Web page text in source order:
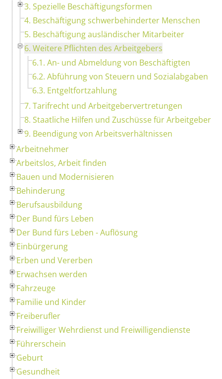
3. Spezielle Beschäftigungsformen
4. Beschäftigung schwerbehinderter Menschen
5. Beschäftigung ausländischer Mitarbeiter
6. Weitere Pflichten des Arbeitgebers
6.1. An- und Abmeldung von Beschäftigten
6.2. Abführung von Steuern und Sozialabgaben
6.3. Entgeltfortzahlung
7. Tarifrecht und Arbeitgebervertretungen
8. Staatliche Hilfen und Zuschüsse für Arbeitgeber
9. Beendigung von Arbeitsverhältnissen
Arbeitnehmer
Arbeitslos, Arbeit finden
Bauen und Modernisieren
Behinderung
Berufsausbildung
Der Bund fürs Leben
Der Bund fürs Leben - Auflösung
Einbürgerung
Erben und Vererben
Erwachsen werden
Fahrzeuge
Familie und Kinder
Freiberufler
Freiwilliger Wehrdienst und Freiwilligendienste
Führerschein
Geburt
Gesundheit